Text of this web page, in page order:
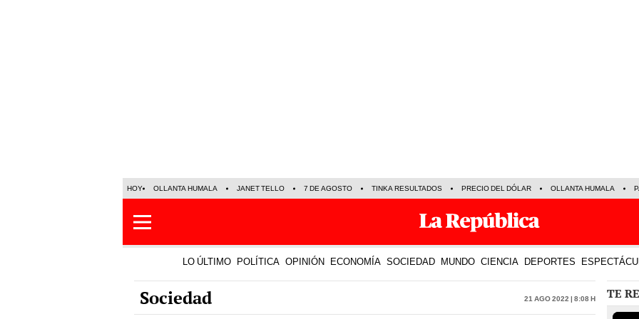
HOY OLLANTA HUMALA JANET TELLO 7 DE AGOSTO TINKA RESULTADOS PRECIO DEL DÓLAR OLLANTA HUMALA
LO ÚLTIMO POLÍTICA OPINIÓN ECONOMÍA SOCIEDAD MUNDO CIENCIA DEPORTES
Sociedad 21 Ago 2022 | 8:08 h TE